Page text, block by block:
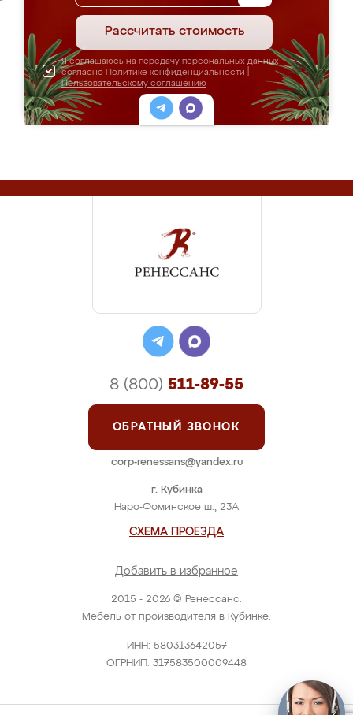
Рассчитать стоимость
Я соглашаюсь на передачу персональных данных
согласно Политике конфиденциальности
Пользовательскому соглашению
2015 - 2026 © Ренессанс.
Мебель от производителя в Кубинке.
ИНН: 580313642057
ОГРНИП: 317583500009448
г. Кубинка
Наро-Фоминское ш., 23А
СХЕМА ПРОЕЗДА
Добавить в избранное
8 (800) 511-89-55
ОБРАТНЫЙ ЗВОНОК
corp-renessans@yandex.ru